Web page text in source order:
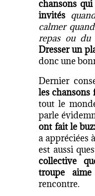
chansons
invités
calmer
repas ou du
Dresser un
donc une
Dernier
les chansons
tout le
parle
ont fait le
a appréciées
est aussi
collective
troupe
rencontre.